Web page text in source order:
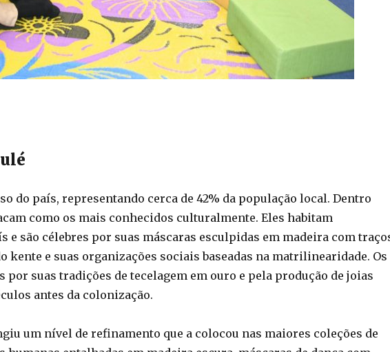
do país, representando cerca de 42% da população local. Dentro
como os mais conhecidos culturalmente. Eles habitam
são célebres por suas máscaras esculpidas em madeira com
kente e suas organizações sociais baseadas na matrilinearidade. Os
por suas tradições de tecelagem em ouro e pela produção de joias
antes da colonização.
um nível de refinamento que a colocou nas maiores coleções de